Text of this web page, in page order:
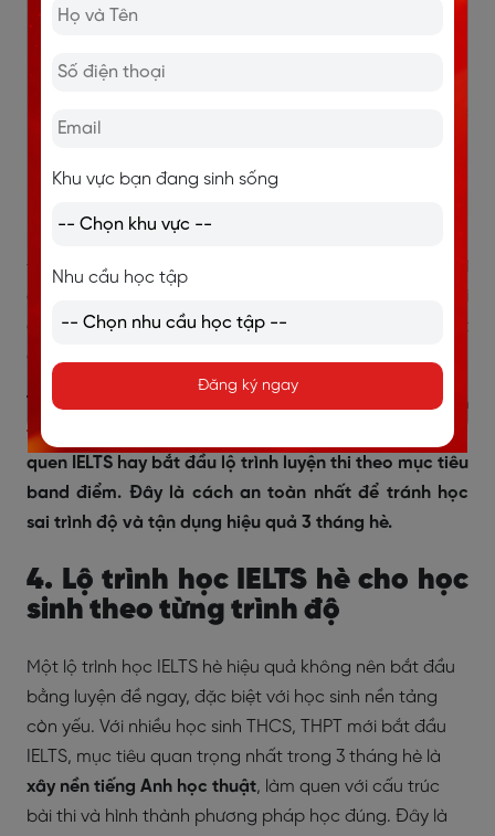
trước.
Con phù hợp với lớp trình độ nào.
Trong 3 tháng hè, con nên ưu tiên học phần nào
trước.
Đây là bước giúp phụ huynh tránh đầu tư sai. Thay vì
chọn lớp theo quảng cáo, theo lịch rảnh hoặc theo lời
giới thiệu chung chung, phụ huynh có thể đưa ra quyết
định dựa trên năng lực thật của con.
Trước khi đăng ký lớp IELTS hè, phụ huynh nên cho con
test toàn diện 4 kỹ năng
để biết con cần xây nền, làm
quen IELTS hay bắt đầu lộ trình luyện thi theo mục tiêu
band điểm. Đây là cách an toàn nhất để tránh học
sai trình độ và tận dụng hiệu quả 3 tháng hè.
4. Lộ trình học IELTS hè cho học
sinh theo từng trình độ
Một lộ trình học IELTS hè hiệu quả không nên bắt đầu
bằng luyện đề ngay, đặc biệt với học sinh nền tảng
còn yếu. Với nhiều học sinh THCS, THPT mới bắt đầu
IELTS, mục tiêu quan trọng nhất trong 3 tháng hè là
xây nền tiếng Anh học thuật, làm quen với cấu trúc
bài thi và hình thành phương pháp học đúng. Đây là
Khu vực bạn đang sinh sống
Nhu cầu học tập
Đăng ký ngay